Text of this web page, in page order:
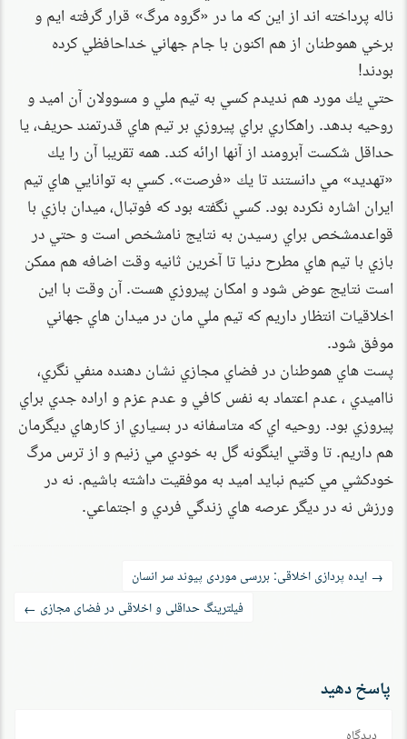
ناله پرداخته اند از اين كه ما در «گروه مرگ» قرار گرفته ايم و
برخي هموطنان از هم اكنون با جام جهاني خداحافظي كرده
بودند!
حتي يك مورد هم نديدم كسي به تيم ملي و مسوولان آن اميد و
روحيه بدهد. راهكاري براي پيروزي بر تيم هاي قدرتمند حريف، يا
حداقل شكست آبرومند از آنها ارائه كند. همه تقريبا آن را يك
«تهديد» مي دانستند تا يك «فرصت». كسي به توانايي هاي تيم
ايران اشاره نكرده بود. كسي نگفته بود كه فوتبال، ميدان بازي با
قواعدمشخص براي رسيدن به نتايج نامشخص است و حتي در
بازي با تيم هاي مطرح دنيا تا آخرين ثانيه وقت اضافه هم ممكن
است نتايج عوض شود و امكان پيروزي هست. آن وقت با اين
اخلاقيات انتظار داريم كه تيم ملي مان در ميدان هاي جهاني
موفق شود.
پست هاي هموطنان در فضاي مجازي نشان دهنده منفي نگري،
نااميدي ، عدم اعتماد به نفس كافي و عدم عزم و اراده جدي براي
پيروزي بود. روحيه اي كه متاسفانه در بسياري از كارهاي ديگرمان
هم داريم. تا وقتي اينگونه گل به خودي مي زنيم و از ترس مرگ
خودكشي مي كنيم نبايد اميد به موفقيت داشته باشيم. نه در
ورزش نه در ديگر عرصه هاي زندگي فردي و اجتماعي.
راه‌بری
→ ایده پردازی اخلاقی: بررسی موردی پیوند سر انسان
فیلترینگ حداقلی و اخلاقی در فضای مجازی ←
پاسخ دهید